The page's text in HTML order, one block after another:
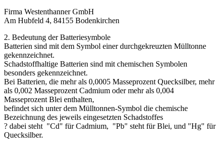
Firma Westenthanner GmbH
Am Hubfeld 4, 84155 Bodenkirchen
2. Bedeutung der Batteriesymbole
Batterien sind mit dem Symbol einer durchgekreuzten Mülltonne
gekennzeichnet.
Schadstoffhaltige Batterien sind mit chemischen Symbolen
besonders gekennzeichnet.
Bei Batterien, die mehr als 0,0005 Masseprozent Quecksilber, mehr
als 0,002 Masseprozent Cadmium oder mehr als 0,004
Masseprozent Blei enthalten,
befindet sich unter dem Mülltonnen-Symbol die chemische
Bezeichnung des jeweils eingesetzten Schadstoffes
? dabei steht "Cd" für Cadmium, "Pb" steht für Blei, und "Hg" für
Quecksilber.